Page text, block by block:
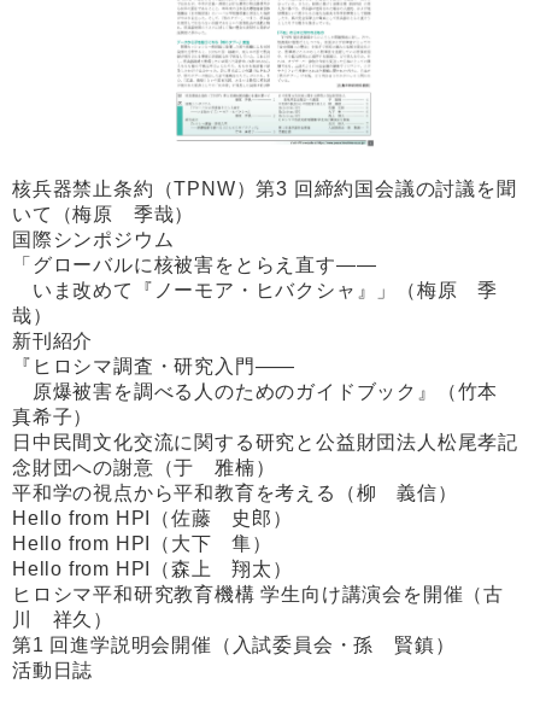
核兵器禁止条約（TPNW）第3 回締約国会議の討議を聞
いて（梅原 季哉）
国際シンポジウム
「グローバルに核被害をとらえ直す――
いま改めて『ノーモア・ヒバクシャ』」（梅原 季
哉）
新刊紹介
『ヒロシマ調査・研究入門――
原爆被害を調べる人のためのガイドブック』（竹本
真希子）
日中民間文化交流に関する研究と公益財団法人松尾孝記
念財団への謝意（于 雅楠）
平和学の視点から平和教育を考える（柳 義信）
Hello from HPI（佐藤 史郎）
Hello from HPI（大下 隼）
Hello from HPI（森上 翔太）
ヒロシマ平和研究教育機構 学生向け講演会を開催（古
川 祥久）
第1 回進学説明会開催（入試委員会・孫 賢鎮）
活動日誌